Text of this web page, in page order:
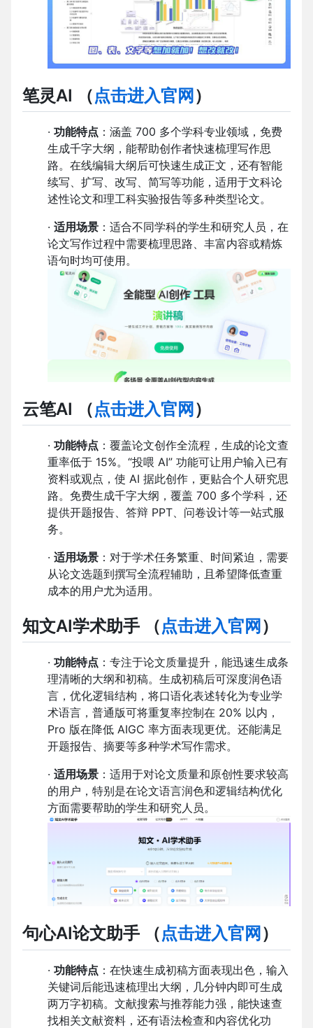
笔灵AI （点击进入官网 ）
· 功能特点 ：涵盖 700 多个学科专业领域，免费
生成千字大纲，能帮助创作者快速梳理写作思
路。在线编辑大纲后可快速生成正文，还有智能
续写、扩写、改写、简写等功能，适用于文科论
述性论文和理工科实验报告等多种类型论文。
· 适用场景 ：适合不同学科的学生和研究人员，在
论文写作过程中需要梳理思路、丰富内容或精炼
语句时均可使用。
云笔AI （点击进入官网 ）
· 功能特点 ：覆盖论文创作全流程，生成的论文查
重率低于 15%。“投喂 AI” 功能可让用户输入已有
资料或观点，使 AI 据此创作，更贴合个人研究思
路。免费生成千字大纲，覆盖 700 多个学科，还
提供开题报告、答辩 PPT、问卷设计等一站式服
务。
· 适用场景 ：对于学术任务繁重、时间紧迫，需要
从论文选题到撰写全流程辅助，且希望降低查重
成本的用户尤为适用。
知文AI学术助手 （点击进入官网 ）
· 功能特点 ：专注于论文质量提升，能迅速生成条
理清晰的大纲和初稿。生成初稿后可深度润色语
言，优化逻辑结构，将口语化表述转化为专业学
术语言，普通版可将重复率控制在 20% 以内，
Pro 版在降低 AIGC 率方面表现更优。还能满足
开题报告、摘要等多种学术写作需求。
· 适用场景 ：适用于对论文质量和原创性要求较高
的用户，特别是在论文语言润色和逻辑结构优化
方面需要帮助的学生和研究人员。
句心AI论文助手 （点击进入官网 ）
· 功能特点 ：在快速生成初稿方面表现出色，输入
关键词后能迅速梳理出大纲，几分钟内即可生成
两万字初稿。文献搜索与推荐能力强，能快速查
找相关文献资料，还有语法检查和内容优化功